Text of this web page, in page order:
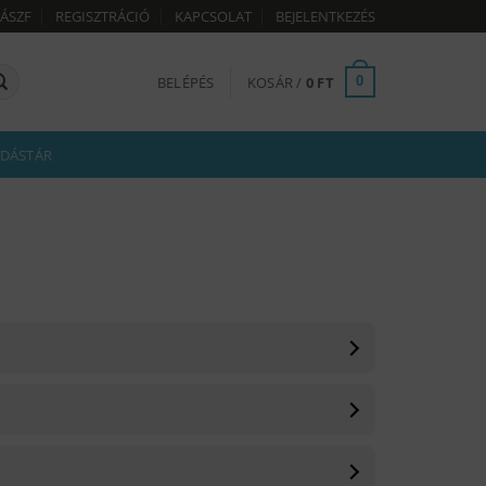
ÁSZF REGISZTRÁCIÓ KAPCSOLAT BEJELENTKEZÉS
BELÉPÉS KOSÁR / 0 FT 0